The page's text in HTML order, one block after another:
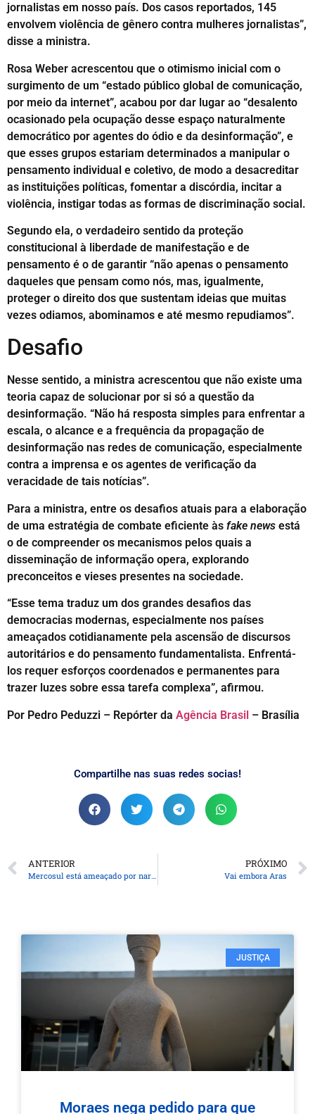
jornalistas em nosso país. Dos casos reportados, 145
envolvem violência de gênero contra mulheres jornalistas”,
disse a ministra.
Rosa Weber acrescentou que o otimismo inicial com o
surgimento de um “estado público global de comunicação,
por meio da internet”, acabou por dar lugar ao “desalento
ocasionado pela ocupação desse espaço naturalmente
democrático por agentes do ódio e da desinformação”, e
que esses grupos estariam determinados a manipular o
pensamento individual e coletivo, de modo a desacreditar
as instituições políticas, fomentar a discórdia, incitar a
violência, instigar todas as formas de discriminação social.
Segundo ela, o verdadeiro sentido da proteção
constitucional à liberdade de manifestação e de
pensamento é o de garantir “não apenas o pensamento
daqueles que pensam como nós, mas, igualmente,
proteger o direito dos que sustentam ideias que muitas
vezes odiamos, abominamos e até mesmo repudiamos”.
Desafio
Nesse sentido, a ministra acrescentou que não existe uma
teoria capaz de solucionar por si só a questão da
desinformação. “Não há resposta simples para enfrentar a
escala, o alcance e a frequência da propagação de
desinformação nas redes de comunicação, especialmente
contra a imprensa e os agentes de verificação da
veracidade de tais notícias”.
Para a ministra, entre os desafios atuais para a elaboração
de uma estratégia de combate eficiente às fake news está
o de compreender os mecanismos pelos quais a
disseminação de informação opera, explorando
preconceitos e vieses presentes na sociedade.
“Esse tema traduz um dos grandes desafios das
democracias modernas, especialmente nos países
ameaçados cotidianamente pela ascensão de discursos
autoritários e do pensamento fundamentalista. Enfrentá-
los requer esforços coordenados e permanentes para
trazer luzes sobre essa tarefa complexa”, afirmou.
Por Pedro Peduzzi – Repórter da Agência Brasil – Brasília
Compartilhe nas suas redes socias!
ANTERIOR
Mercosul está ameaçado por narrativas na Argentina, diz Haddad
PRÓXIMO
Vai embora Aras
JUSTIÇA
Moraes nega pedido para que